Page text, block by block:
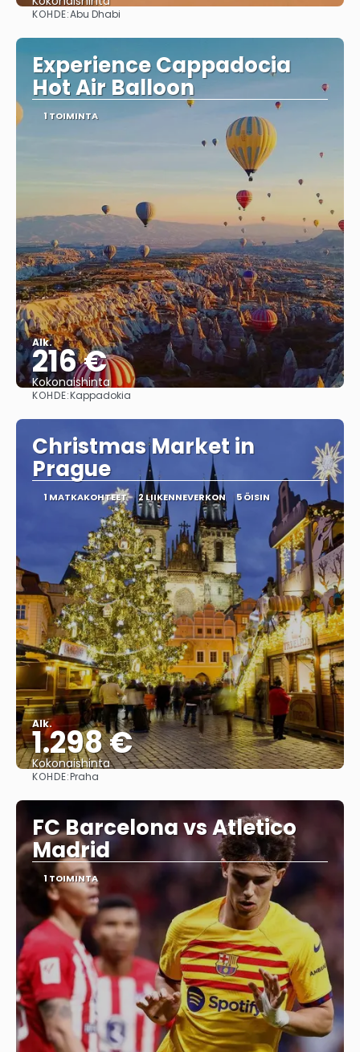
KOHDE:Abu Dhabi
Experience Cappadocia
Hot Air Balloon
1 TOIMINTA
Alk.
216 €
Kokonaishinta
KOHDE:Kappadokia
Christmas Market in
Prague
1 MATKAKOHTEET 2 LIIKENNEVERKON 5 ÖISIN
Alk.
1.298 €
Kokonaishinta
KOHDE:Praha
FC Barcelona vs Atletico
Madrid
1 TOIMINTA